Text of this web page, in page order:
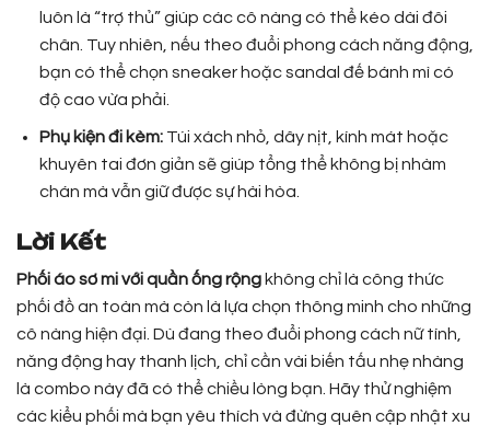
luôn là “trợ thủ” giúp các cô nàng có thể kéo dài đôi
chân. Tuy nhiên, nếu theo đuổi phong cách năng động,
bạn có thể chọn sneaker hoặc sandal đế bánh mì có
độ cao vừa phải.
Phụ kiện đi kèm:Túi xách nhỏ, dây nịt, kính mát hoặc
khuyên tai đơn giản sẽ giúp tổng thể không bị nhàm
chán mà vẫn giữ được sự hài hòa.
Lời Kết
Phối áo sơ mi với quần ống rộng không chỉ là công thức
phối đồ an toàn mà còn là lựa chọn thông minh cho những
cô nàng hiện đại. Dù đang theo đuổi phong cách nữ tính,
năng động hay thanh lịch, chỉ cần vài biến tấu nhẹ nhàng
là combo này đã có thể chiều lòng bạn. Hãy thử nghiệm
các kiểu phối mà bạn yêu thích và đừng quên cập nhật xu